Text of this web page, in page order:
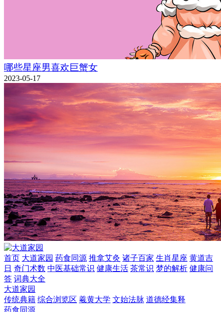
哪些星座男喜欢巨蟹女
2023-05-17
首页 大道家园 药食同源 推拿艾灸 诸子百家 生肖星座 黄道吉
日 奇门术数 中医基础常识 健康生活 茶常识 梦的解析 健康问
答 词典大全
大道家园
传统典籍 综合浏览区 羲黄大学 文始法脉 道德经集释
药食同源